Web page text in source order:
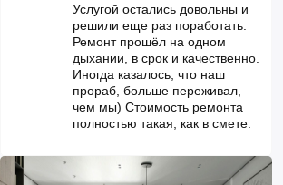
Услугой остались довольны и
решили еще раз поработать.
Ремонт прошёл на одном
дыхании, в срок и качественно.
Иногда казалось, что наш
прораб, больше переживал,
чем мы) Стоимость ремонта
полностью такая, как в смете.